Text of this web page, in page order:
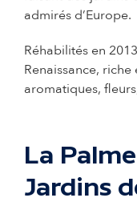
admirés d’Europe.
Réhabilités en
Renaissance,
aromatiques,
La
Jardins